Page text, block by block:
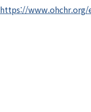
https://